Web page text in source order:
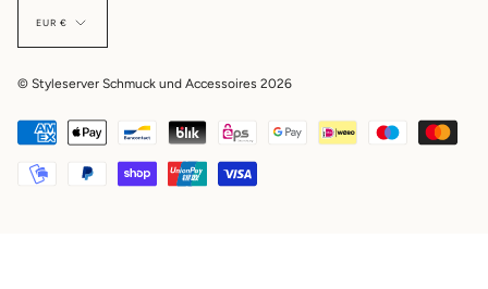
EUR €
© Styleserver Schmuck und Accessoires 2026